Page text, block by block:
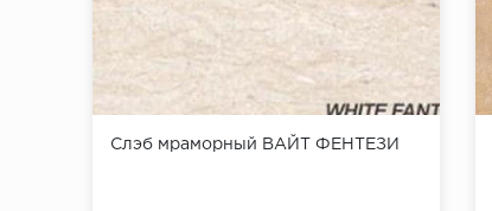
Слэб мраморный ВАЙТ ФЕНТЕЗИ